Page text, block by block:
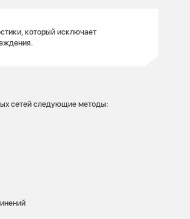
который исключает
сетей следующие методы: